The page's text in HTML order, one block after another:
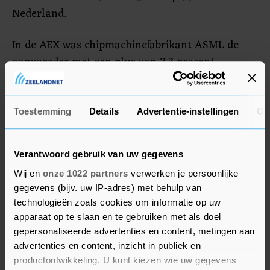
Toestemming Details Advertentie-instellingen
Verantwoord gebruik van uw gegevens
Wij en onze 1022 partners verwerken je persoonlijke
gegevens (bijv. uw IP-adres) met behulp van
technologieën zoals cookies om informatie op uw
apparaat op te slaan en te gebruiken met als doel
gepersonaliseerde advertenties en content, metingen aan
advertenties en content, inzicht in publiek en
productontwikkeling. U kunt kiezen wie uw gegevens
Nederland.
In de AEX was chipmachinefabrikant ASML de
aanvoerder met een plus van 2,3 procent.
Fusiebedrijf DSM-Firmenich sloot de rij met een
min van 1 procent.
In Stockholm zag Viaplay bijna 20 procent aan
beurswaarde verdampen, wat wel een stuk
minder is dan eerder op de dag. De Zweedse
streamingdienst, bekend van de Formule 1-
uitzendingen in Nederland, heeft een akkoord
bereikt over de kwijtschelding van een deel van
de schulden. Ook gaat het bedrijf geld ophalen